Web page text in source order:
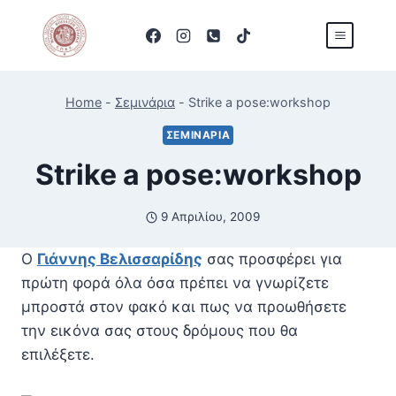
content
Home - Σεμινάρια - Strike a pose:workshop
ΣΕΜΙΝΆΡΙΑ
Strike a pose:workshop
9 Απριλίου, 2009
Ο Γιάννης Βελισσαρίδης σας προσφέρει για
πρώτη φορά όλα όσα πρέπει να γνωρίζετε
μπροστά στον φακό και πως να προωθήσετε
την εικόνα σας στους δρόμους που θα
επιλέξετε.